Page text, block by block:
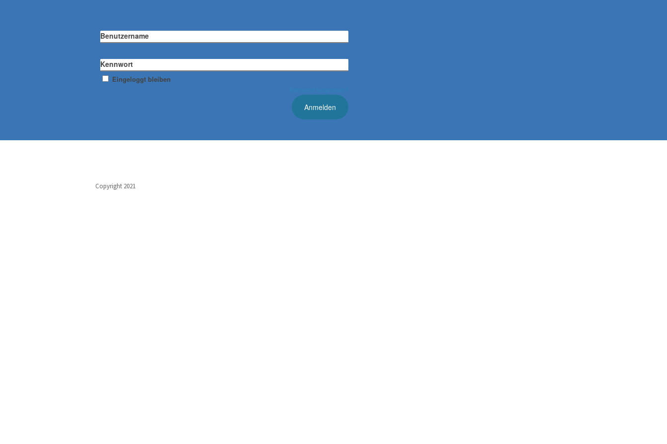
Benutzername
Kennwort
Eingeloggt bleiben
Copyright 2021